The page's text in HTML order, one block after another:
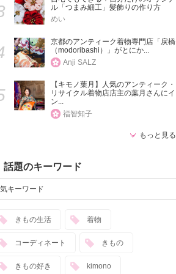
ル「つまみ細工」髪飾りの作り方
めい
京都のアンティーク着物専門店「戻橋
（modoribashi）」がとにか...
Anji SALZ
【キモノ葉月】人気のアンティーク・
リサイクル着物店店主の葉月さんにイ
ン...
福智知子
もっと見る
話題のキーワード
キーワード
きもの生活 着物
コーディネート きもの
きもの好き kimono